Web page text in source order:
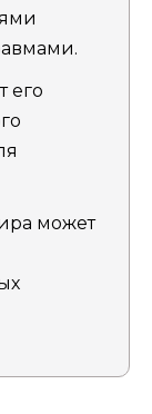
его
может